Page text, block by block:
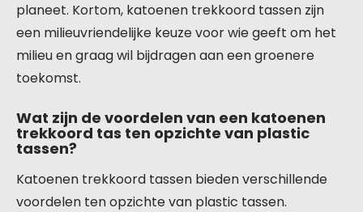
planeet. Kortom, katoenen trekkoord tassen zijn
een milieuvriendelijke keuze voor wie geeft om het
milieu en graag wil bijdragen aan een groenere
toekomst.
Wat zijn de voordelen van een katoenen
trekkoord tas ten opzichte van plastic
tassen?
Katoenen trekkoord tassen bieden verschillende
voordelen ten opzichte van plastic tassen.